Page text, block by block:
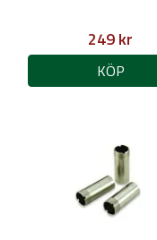
249 kr
KÖP